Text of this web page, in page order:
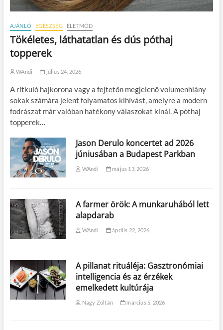
AJÁNLÓ EGÉSZSÉG ÉLETMÓD
Tökéletes, láthatatlan és dús póthaj
topperek
WAndi július 24, 2026
A ritkuló hajkorona vagy a fejtetőn megjelenő volumenhiány
sokak számára jelent folyamatos kihívást, amelyre a modern
fodrászat már valóban hatékony válaszokat kínál. A póthaj
topperek…
Jason Derulo koncertet ad 2026
júniusában a Budapest Parkban
WAndi május 13, 2026
A farmer örök: A munkaruhából lett
alapdarab
WAndi április 22, 2026
A pillanat rituáléja: Gasztronómiai
intelligencia és az érzékek
emelkedett kultúrája
Nagy Zoltán március 5, 2026